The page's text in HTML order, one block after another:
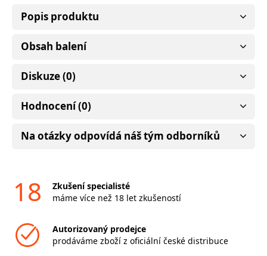
Popis produktu
Obsah balení
Diskuze (0)
Hodnocení (0)
Na otázky odpovídá náš tým odborníků
18
Zkušení specialisté
máme více než 18 let zkušeností
Autorizovaný prodejce
prodáváme zboží z oficiální české distribuce